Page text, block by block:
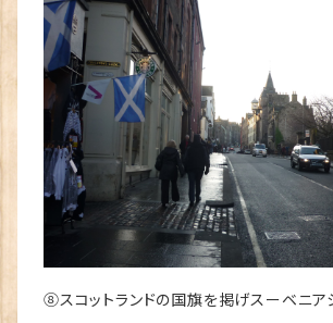
⑧スコットランドの国旗を掲げスーベニア